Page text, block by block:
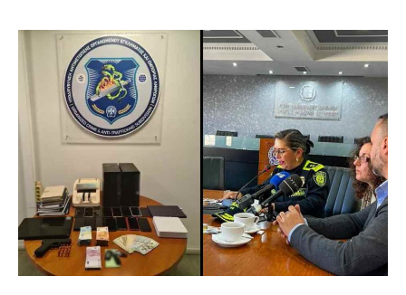
entrada
de
trata
de
en
tres